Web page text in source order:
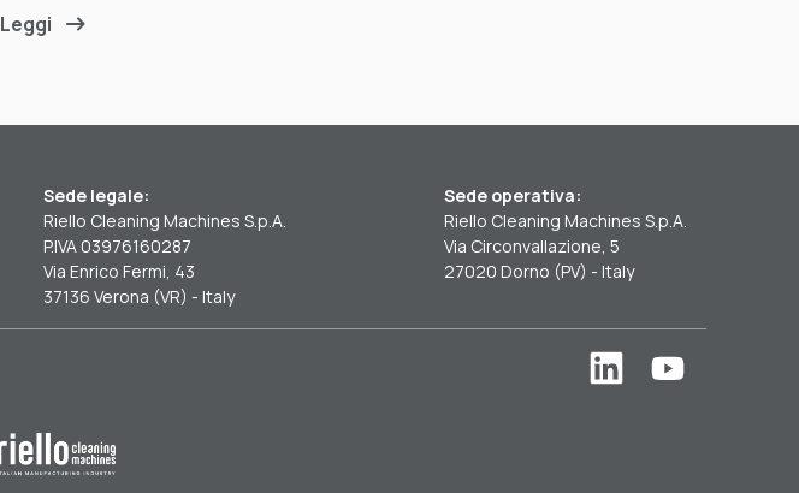
Leggi
Sede legale:
Riello Cleaning Machines S.p.A.
P.IVA 03976160287
Via Enrico Fermi, 43
37136 Verona (VR) - Italy
Sede operativa:
Riello Cleaning Machines S.p.A.
Via Circonvallazione, 5
27020 Dorno (PV) - Italy